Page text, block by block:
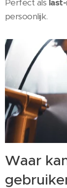
Perfect als
persoonlijk.
Waar